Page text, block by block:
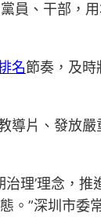
員、干部，
名節奏，及時
導片、發放
理’理念，推
。”深圳市委